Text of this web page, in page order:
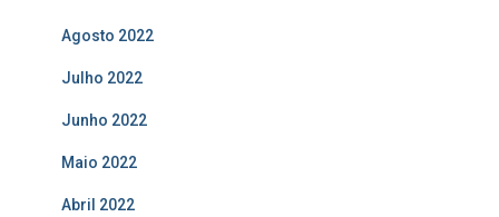
Agosto 2022
Julho 2022
Junho 2022
Maio 2022
Abril 2022